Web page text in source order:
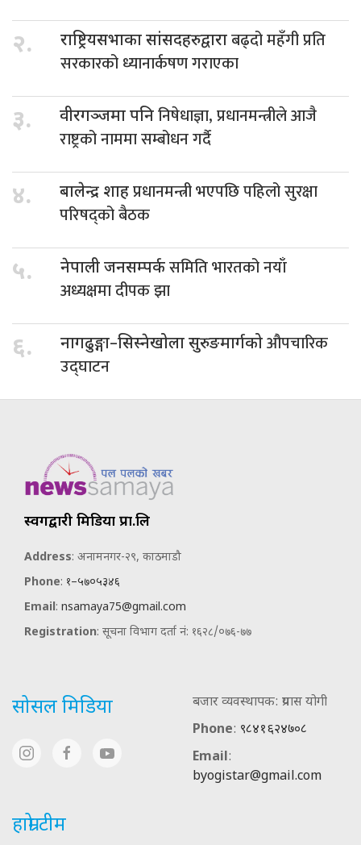
२. राष्ट्रियसभाका सांसदहरुद्वाराबढ्दो महँगी प्रति
सरकारको ध्यानार्कषण गराएका
३. वीरगञ्जमा पनिनिषेधाज्ञा, प्रधानमन्त्रीले आजै
राष्ट्रको नाममा सम्बोधन गर्दै
४. बालेन्द्र शाहप्रधानमन्त्री भएपछि पहिलो सुरक्षा
परिषद्को बैठक
५. नेपाली जनसम्पर्कसमिति भारतको नयाँ
अध्यक्षमा दीपक झा
६. नागढुङ्गा–सिस्नेखोला सुरुङमार्गकोऔपचारिक
उद्घाटन
स्वर्गद्वारी मिडिया प्रा.लि
Address: अनामनगर-२९, काठमाडौ
Phone: १–५७०५३४६
Email: nsamaya75@gmail.com
Registration: सूचना विभाग दर्ता नं: १६२८/०७६-७७
सोसल मिडिया
बजार व्यवस्थापक: प्रयास योगी
Phone: ९८४१६२४७०८
Email:
byogistar@gmail.com
हाम्रो टीम